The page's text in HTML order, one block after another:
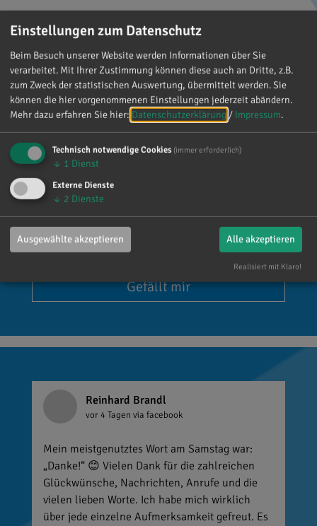
Dr. Reinhard Brandl
Gefällt mir
Reinhard Brandl
vor 4 Tagen via facebook
Mein meistgenutztes Wort am Samstag war:
„Danke!“ 😊 Vielen Dank für die zahlreichen
Glückwünsche, Nachrichten, Anrufe und die
vielen lieben Worte. Ich habe mich wirklich
über jede einzelne Aufmerksamkeit gefreut. Es
Einstellungen zum Datenschutz
Beim Besuch unserer Website werden Informationen über Sie
verarbeitet. Mit Ihrer Zustimmung können diese auch an Dritte, z.B.
zum Zweck der statistischen Auswertung, übermittelt werden. Sie
können die hier vorgenommenen Einstellungen jederzeit abändern.
Mehr dazu erfahren Sie hier: Datenschutzerklärung / Impressum.
Technisch notwendige Cookies (immer erforderlich)
↓ 1 Dienst
Externe Dienste
↓ 2 Dienste
Ausgewählte akzeptieren Alle akzeptieren
Realisiert mit Klaro!